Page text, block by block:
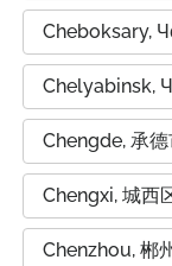
Cheboksary,
Chelyabinsk,
Chengde, 承德
Chengxi, 城西
Chenzhou, 郴